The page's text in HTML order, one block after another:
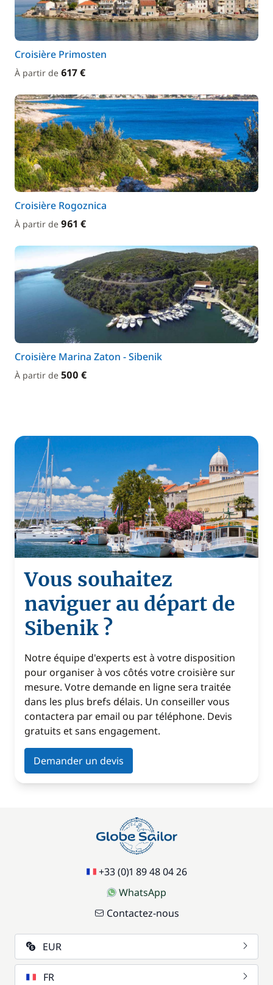
Croisière Primosten
À partir de 617 €
Croisière Rogoznica
À partir de 961 €
Croisière Marina Zaton - Sibenik
À partir de 500 €
Vous souhaitez
naviguer au départ de
Sibenik ?
Notre équipe d'experts est à votre disposition
pour organiser à vos côtés votre croisière sur
mesure. Votre demande en ligne sera traitée
dans les plus brefs délais. Un conseiller vous
contactera par email ou par téléphone. Devis
gratuits et sans engagement.
Demander un devis
+33 (0)1 89 48 04 26
WhatsApp
Contactez-nous
EUR
FR